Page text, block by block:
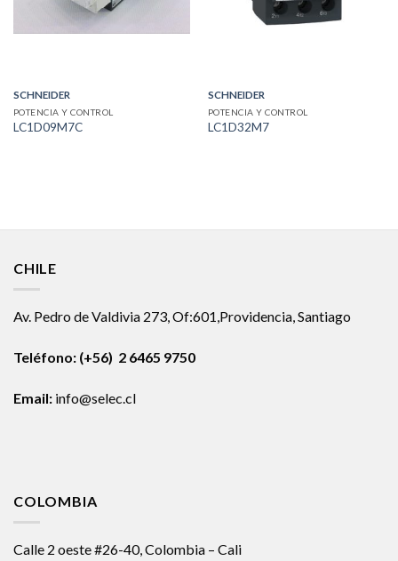
SCHNEIDER
POTENCIA Y CONTROL
LC1D09M7C
SCHNEIDER
POTENCIA Y CONTROL
LC1D32M7
CHILE
Av. Pedro de Valdivia 273, Of:601,Providencia, Santiago
Teléfono: (+56) 2 6465 9750
Email: info@selec.cl
COLOMBIA
Calle 2 oeste #26-40, Colombia – Cali